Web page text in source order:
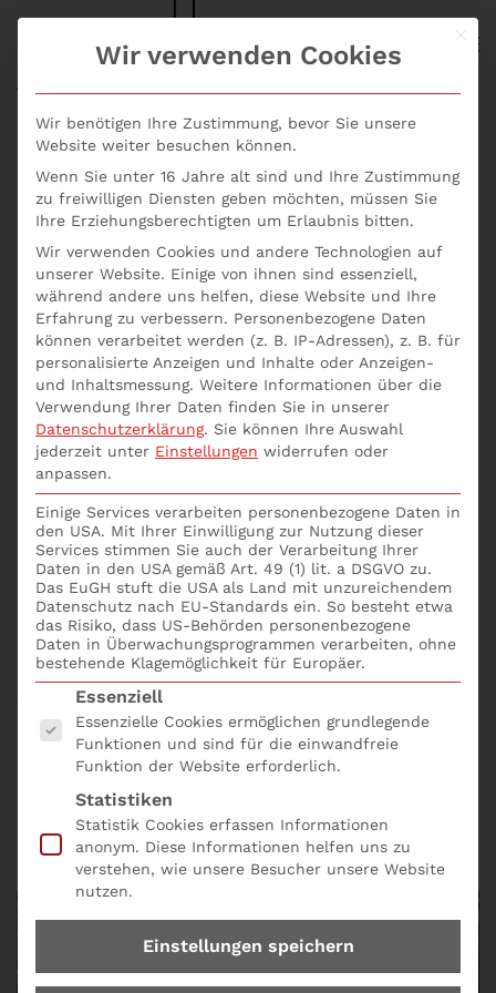
Skip to main content
S+P NEWS
Digital Natives: Die
Erwartungen der
Generation Y und Z
S+P Seminare
DieGenerationen Y (auch Millennials genannt)
, die als„Digital Natives“bekannt sind, sind in einer
Zeit destechnologischen Wandelsund derdigitalen
Revolutionaufgewachsen. Ihre Erwartungen und
Ansprüche an die Arbeitswelt, das soziale Umfeld
und die Unternehmen unterscheiden sich deutlich
von vorherigen Generationen.
n diesem Blogbeitrag werden wir uns genauer mit
und untersuchen, wie Unternehmen diesen
Erwartungen gerecht werden können.
Mit
Wir verwenden Cookies
Wir benötigen Ihre Zustimmung, bevor Sie unsere
Website weiter besuchen können.
Wenn Sie unter 16 Jahre alt sind und Ihre Zustimmung
zu freiwilligen Diensten geben möchten, müssen Sie
Ihre Erziehungsberechtigten um Erlaubnis bitten.
Wir verwenden Cookies und andere Technologien auf
unserer Website. Einige von ihnen sind essenziell,
während andere uns helfen, diese Website und Ihre
Erfahrung zu verbessern. Personenbezogene Daten
können verarbeitet werden (z. B. IP-Adressen), z. B. für
personalisierte Anzeigen und Inhalte oder Anzeigen-
und Inhaltsmessung. Weitere Informationen über die
Verwendung Ihrer Daten finden Sie in unserer
Datenschutzerklärung. Sie können Ihre Auswahl
jederzeit unter Einstellungen widerrufen oder
anpassen.
Einige Services verarbeiten personenbezogene Daten in
den USA. Mit Ihrer Einwilligung zur Nutzung dieser
Services stimmen Sie auch der Verarbeitung Ihrer
Daten in den USA gemäß Art. 49 (1) lit. a DSGVO zu.
Das EuGH stuft die USA als Land mit unzureichendem
Datenschutz nach EU-Standards ein. So besteht etwa
das Risiko, dass US-Behörden personenbezogene
Daten in Überwachungsprogrammen verarbeiten, ohne
bestehende Klagemöglichkeit für Europäer.
Es folgt eine Liste der Service-Gruppen, für die
Essenziell
Essenzielle Cookies ermöglichen grundlegende
Funktionen und sind für die einwandfreie
Funktion der Website erforderlich.
Statistiken
Statistik Cookies erfassen Informationen
anonym. Diese Informationen helfen uns zu
verstehen, wie unsere Besucher unsere Website
nutzen.
Einstellungen speichern